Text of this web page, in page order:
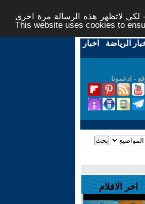
لاتظهر هذه الرسالة مرة اخرى -
This website uses cookies to
الرياضة - اخبار
- ادعمونا
اخر الافلام